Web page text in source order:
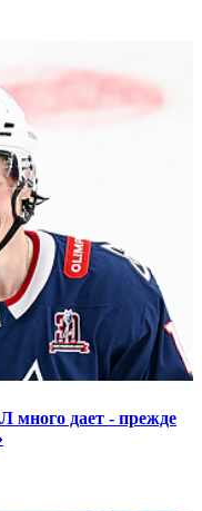
дает - прежде